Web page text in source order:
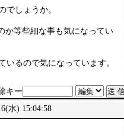
でしょうか。
か等些細な事も気になってい
るので気になっています。
キー
水) 15:04:58